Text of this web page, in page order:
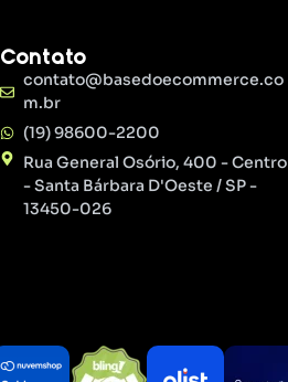
Contato
contato@basedoecommerce.co
m.br
(19) 98600-2200
Rua General Osório, 400 - Centro
- Santa Bárbara D'Oeste / SP -
13450-026